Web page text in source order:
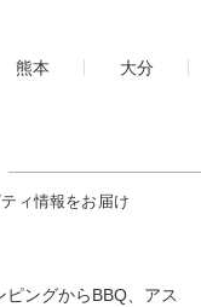
熊本
大分
ィ情報をお届け
ピングからBBQ、アス